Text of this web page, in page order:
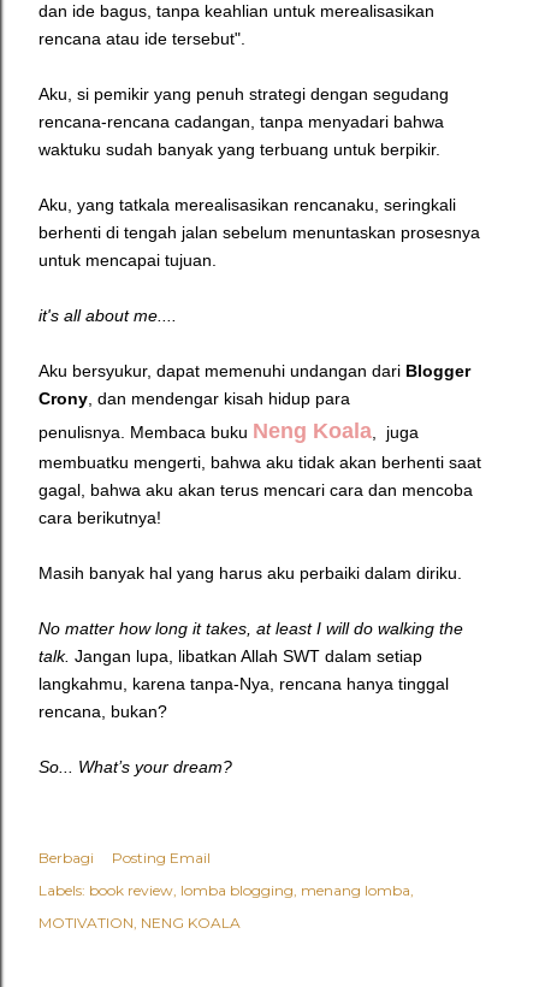
dan ide bagus, tanpa keahlian untuk merealisasikan
rencana atau ide tersebut".
Aku, si pemikir yang penuh strategi dengan segudang
rencana-rencana cadangan, tanpa menyadari bahwa
waktuku sudah banyak yang terbuang untuk berpikir.
Aku, yang tatkala merealisasikan rencanaku, seringkali
berhenti di tengah jalan sebelum menuntaskan prosesnya
untuk mencapai tujuan.
it's all about me....
Aku bersyukur, dapat memenuhi undangan dari Blogger
Crony , dan mendengar kisah hidup para
penulisnya. Membaca buku Neng Koala , juga
membuatku mengerti, bahwa aku tidak akan berhenti saat
gagal, bahwa aku akan terus mencari cara dan mencoba
cara berikutnya!
Masih banyak hal yang harus aku perbaiki dalam diriku.
No matter how long it takes, at least I will do walking the
talk. Jangan lupa, libatkan Allah SWT dalam setiap
langkahmu, karena tanpa-Nya, rencana hanya tinggal
rencana, bukan?
So... What’s your dream?
Berbagi
Posting Email
Labels: book review lomba blogging menang lomba
MOTIVATION NENG KOALA